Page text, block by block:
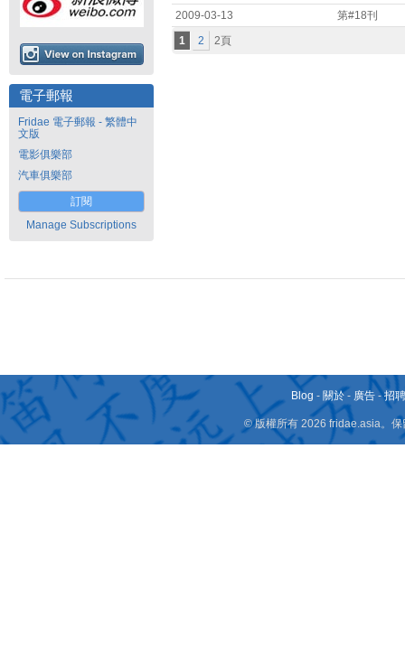
電子郵報
Fridae 電子郵報 - 繁體中
文版
電影俱樂部
汽車俱樂部
訂閱
Manage Subscriptions
2009-03-13
第#18刊
1
2 2頁
Blog - 關於 - 廣告 -招
© 版權所有 2026 fridae.asia。